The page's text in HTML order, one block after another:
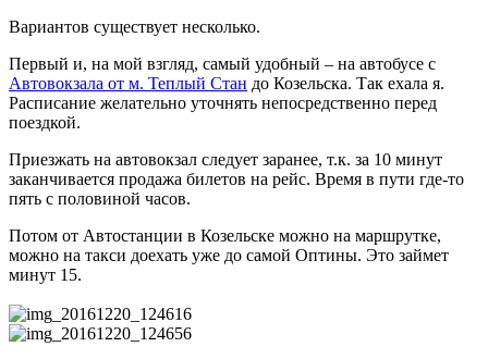
Вариантов существует несколько.
Первый и, на мой взгляд, самый удобный – на автобусе с
Автовокзала от м. Теплый Стан до Козельска. Так ехала я.
Расписание желательно уточнять непосредственно перед
поездкой.
Приезжать на автовокзал следует заранее, т.к. за 10 минут
заканчивается продажа билетов на рейс. Время в пути где-то
пять с половиной часов.
Потом от Автостанции в Козельске можно на маршрутке,
можно на такси доехать уже до самой Оптины. Это займет
минут 15.